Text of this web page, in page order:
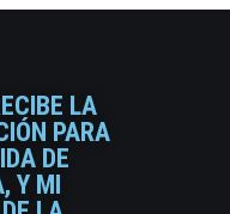
LA
PARA
DE
Y MI